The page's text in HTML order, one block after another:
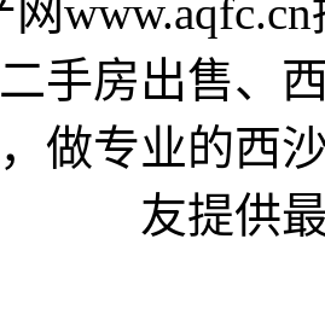
网
手房出售、
做专业的西
友提供